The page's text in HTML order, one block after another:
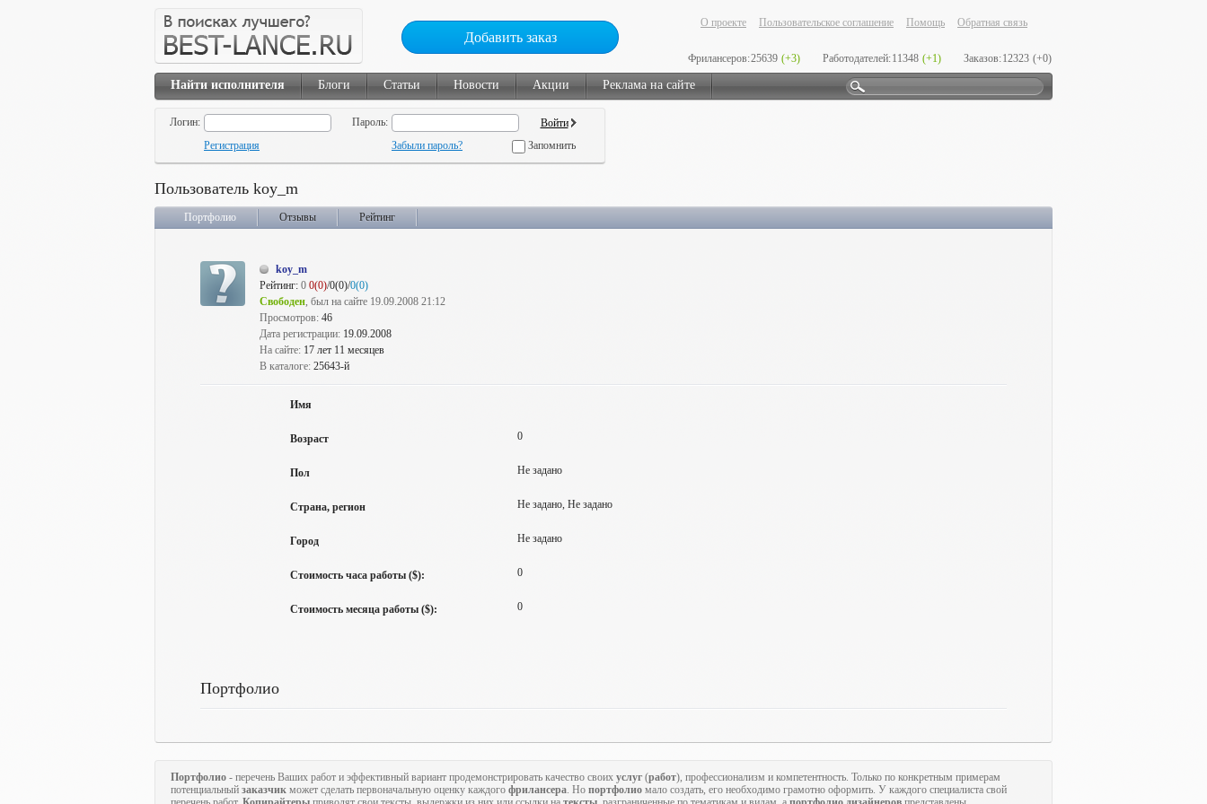
Добавить заказ
О проекте Пользовательское соглашение Помощь Обратная связь
Фрилансеров:25639 (+3) Работодателей:11348 (+1) Заказов:12323 (+0)
Найти исполнителя Блоги Статьи Новости Акции Реклама на сайте
Логин:
Пароль:
Регистрация
Забыли пароль? Запомнить
Пользователь koy_m
Портфолио Отзывы Рейтинг
koy_m
Рейтинг: 0 0(0)/0(0)/0(0)
Свободен, был на сайте 19.09.2008 21:12
Просмотров: 46
Дата регистрации: 19.09.2008
На сайте: 17 лет 11 месяцев
В каталоге: 25643-й
Имя
Возраст 0
Пол Не задано
Страна, регион Не задано, Не задано
Город Не задано
Стоимость часа работы ($): 0
Стоимость месяца работы ($): 0
Портфолио
Портфолио - перечень Ваших работ и эффективный вариант продемонстрировать качество своих услуг (работ), профессионализм и компетентность. Только по конкретным примерам
потенциальный заказчик может сделать первоначальную оценку каждого фрилансера. Но портфолио мало создать, его необходимо грамотно оформить. У каждого специалиста свой